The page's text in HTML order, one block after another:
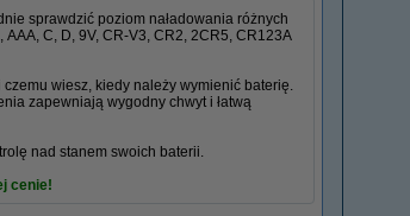
sprawdzić poziom naładowania różnych
C, D, 9V, CR-V3, CR2, 2CR5, CR123A
wiesz, kiedy należy wymienić baterię.
zapewniają wygodny chwyt i łatwą
nad stanem swoich baterii.
cenie!